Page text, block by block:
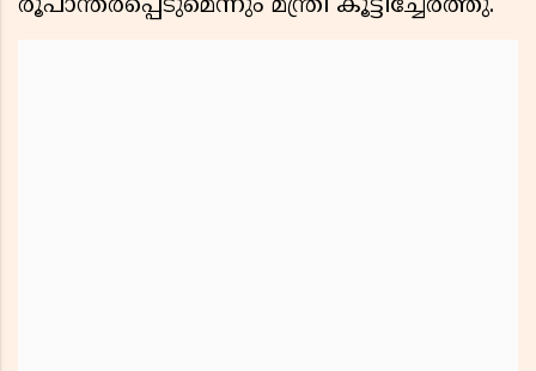
രൂപാന്തരപ്പെടുമെന്നും മന്ത്രി കൂട്ടിച്ചേർത്തു.